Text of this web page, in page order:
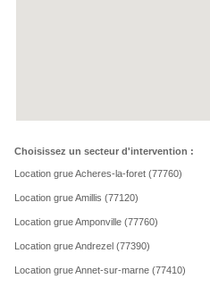
Choisissez un secteur d'intervention :
Location grue Acheres-la-foret (77760)
Location grue Amillis (77120)
Location grue Amponville (77760)
Location grue Andrezel (77390)
Location grue Annet-sur-marne (77410)